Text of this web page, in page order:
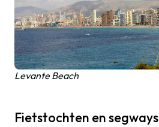
Levante Beach
Fietstochten en segways